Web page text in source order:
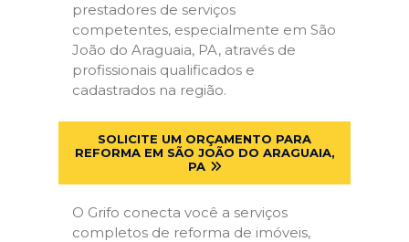
prestadores de serviços
competentes, especialmente em São
João do Araguaia, PA, através de
profissionais qualificados e
cadastrados na região.
SOLICITE UM ORÇAMENTO PARA
REFORMA EM SÃO JOÃO DO ARAGUAIA,
PA
O Grifo conecta você a serviços
completos de reforma de imóveis,